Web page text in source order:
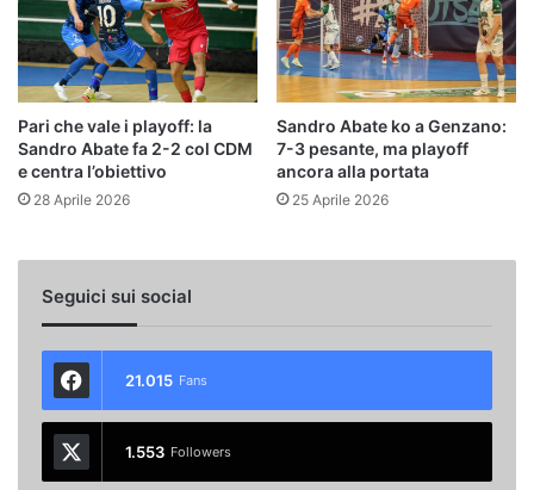
Pari che vale i playoff: la
Sandro Abate fa 2-2 col CDM
e centra l’obiettivo
28 Aprile 2026
Sandro Abate ko a Genzano:
7-3 pesante, ma playoff
ancora alla portata
25 Aprile 2026
Seguici sui social
21.015 Fans
1.553 Followers